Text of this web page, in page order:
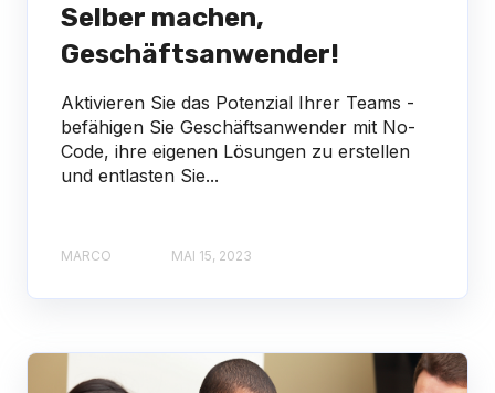
Selber machen,
Geschäftsanwender!
Aktivieren Sie das Potenzial Ihrer Teams -
befähigen Sie Geschäftsanwender mit No-
Code, ihre eigenen Lösungen zu erstellen
und entlasten Sie...
MARCO MAI 15, 2023